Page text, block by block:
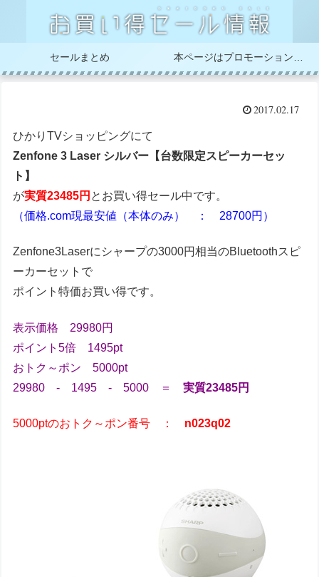
セールまとめ
2017.02.17
ひかりTVショッピングにて
Zenfone 3 Laser シルバー【台数限定スピーカーセッ
ト】
が実質23485円 とお買い得セール中です。
（価格.com現最安値（本体のみ） ： 28700円）
Zenfone3Laserにシャープの3000円相当のBluetoothスピ
ーカーセットで
ポイント特価お買い得です。
表示価格 29980円
ポイント5倍 1495pt
おトク～ポン 5000pt
29980 - 1495 - 5000 ＝実質23485円
5000ptのおトク～ポン番号 ： n023q02